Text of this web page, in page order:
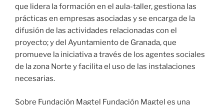
que lidera la formación en el aula-taller, gestiona las
prácticas en empresas asociadas y se encarga de la
difusión de las actividades relacionadas con el
proyecto; y del Ayuntamiento de Granada, que
promueve la iniciativa a través de los agentes sociales
de la zona Norte y facilita el uso de las instalaciones
necesarias.
Sobre Fundación Magtel Fundación Magtel es una